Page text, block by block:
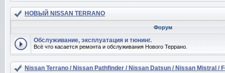
НОВЫЙ NISSAN TERRANO
Форум
Обслуживание, эксплуатация и тюнинг.
Всё что касается ремонта и обслуживания Нового Террано.
Nissan Terrano / Nissan Pathfinder / Nissan Datsun / Nissan Mistral /